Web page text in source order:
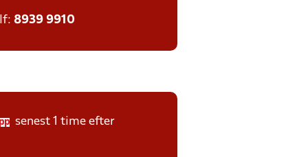
8939 9910
senest 1 time efter